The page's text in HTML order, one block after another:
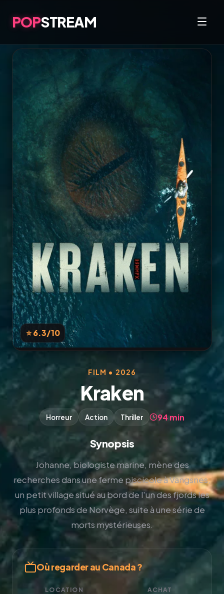
POPSTREAM
⭐ 6.3/10
FILM • 2026
Kraken
Horreur Action Thriller 94 min
Synopsis
Johanne, biologiste marine, mène des
recherches dans une ferme piscicole à Vangsnes,
un petit village situé au bord de l'un des fjords les
plus profonds de Norvège, suite à une série de
morts mystérieuses.
Où regarder au Canada ?
LOCATION ACHAT